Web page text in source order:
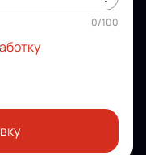
0/100